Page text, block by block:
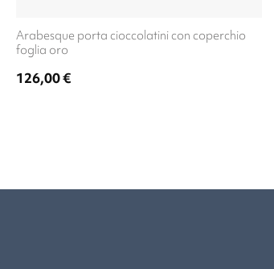
Arabesque porta cioccolatini con coperchio
foglia oro
126,00€